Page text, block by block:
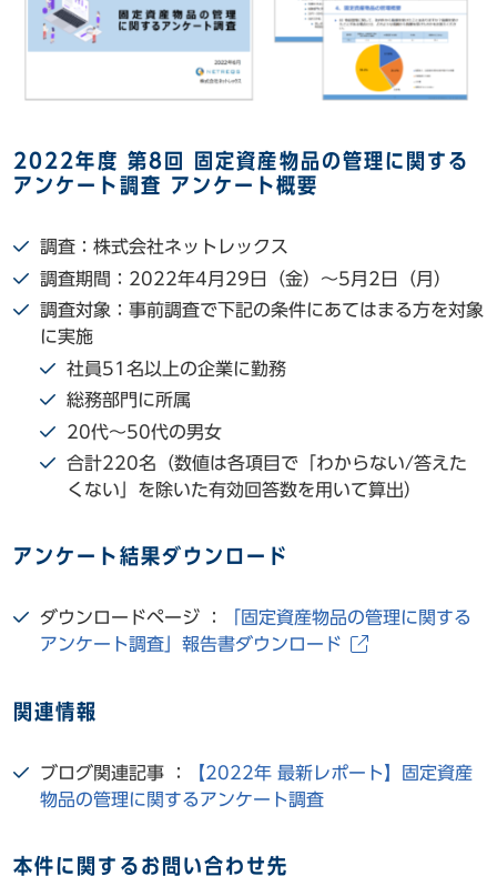
2022年度 第8回 固定資産物品の管理に関する
アンケート調査 アンケート概要
調査：株式会社ネットレックス
調査期間：2022年4月29日（金）～5月2日（月）
調査対象：事前調査で下記の条件にあてはまる方を対象
に実施
社員51名以上の企業に勤務
総務部門に所属
20代～50代の男女
合計220名（数値は各項目で「わからない/答えた
くない」を除いた有効回答数を用いて算出）
アンケート結果ダウンロード
ダウンロードページ ：
「固定資産物品の管理に関する
アンケート調査」報告書ダウンロード
関連情報
ブログ関連記事 ：
【2022年 最新レポート】固定資産
物品の管理に関するアンケート調査
本件に関するお問い合わせ先